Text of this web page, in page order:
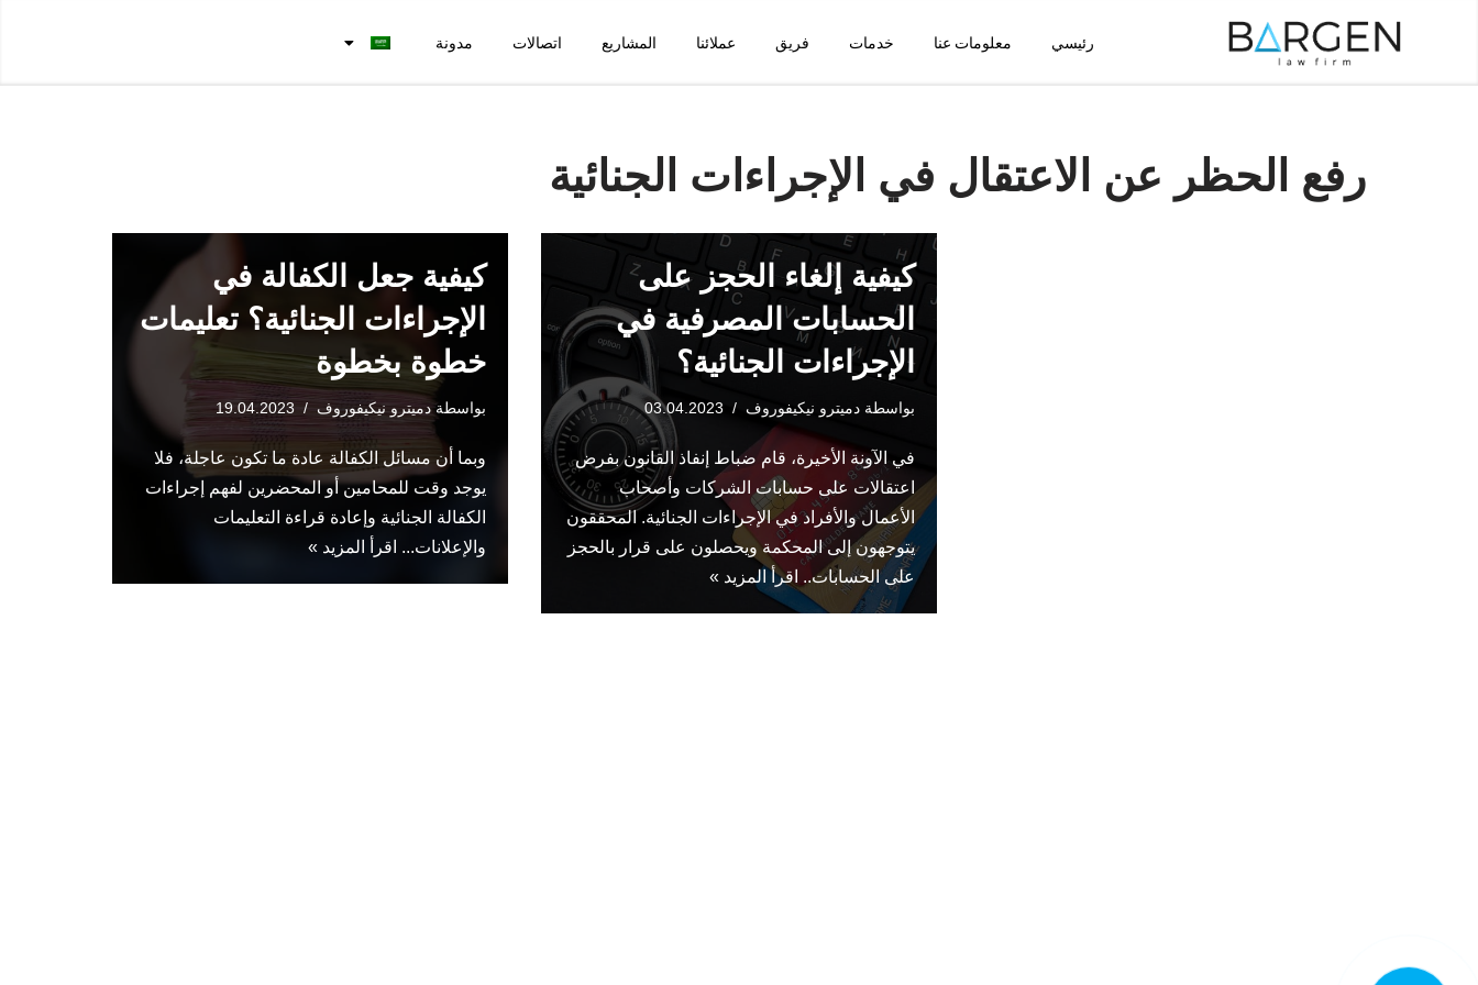
رئيسي معلومات عنا خدمات فريق عملائنا المشاريع اتصالات مدونة
رفع الحظر عن الاعتقال في الإجراءات الجنائية
كيفية جعل الكفالة في
الإجراءات الجنائية؟ تعليمات
خطوة بخطوة
بواسطةدميترو نيكيفوروف 19.04.2023
وبما أن مسائل الكفالة عادة ما تكون عاجلة، فلا
يوجد وقت للمحامين أو المحضرين لفهم إجراءات
الكفالة الجنائية وإعادة قراءة التعليمات
والإعلانات... اقرأ المزيد »
كيفية إلغاء الحجز على
الحسابات المصرفية في
الإجراءات الجنائية؟
بواسطة دميترو نيكيفوروف 03.04.2023
في الآونة الأخيرة، قام ضباط إنفاذ القانون بفرض
اعتقالات على حسابات الشركات وأصحاب
الأعمال والأفراد في الإجراءات الجنائية. المحققون
يتوجهون إلى المحكمة ويحصلون على قرار بالحجز
على الحسابات.. اقرأ المزيد »